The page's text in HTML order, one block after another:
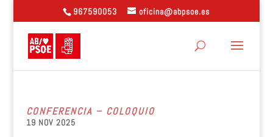
967590053 oficina@abpsoe.es
CONFERENCIA – COLOQUIO
19 NOV 2025